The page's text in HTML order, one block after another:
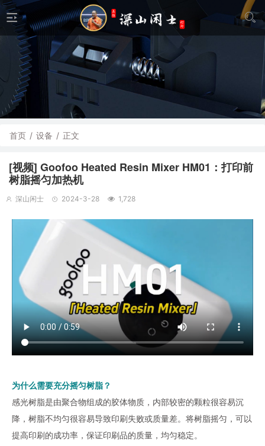
首页 / 设备 / 正文
[视频] Goofoo Heated Resin Mixer HM01：打印前
树脂摇匀加热机
深山闲士 2024-3-28 1,728
为什么需要充分摇匀树脂？
感光树脂是由聚合物组成的胶体物质，内部较密的颗粒很容易沉
降，树脂不均匀很容易导致印刷失败或质量差。将树脂摇匀，可以
提高印刷的成功率，保证印刷品的质量，均匀稳定。